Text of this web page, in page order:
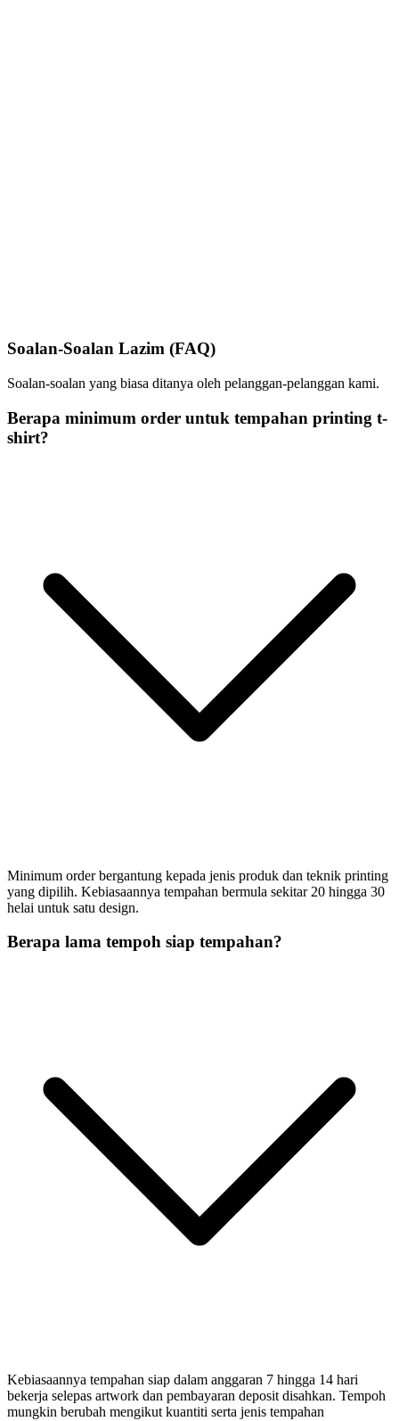
Soalan-Soalan Lazim (FAQ)
Soalan-soalan yang biasa ditanya oleh pelanggan-pelanggan kami.
Berapa minimum order untuk tempahan printing t-
shirt?
Minimum order bergantung kepada jenis produk dan teknik printing
yang dipilih. Kebiasaannya tempahan bermula sekitar 20 hingga 30
helai untuk satu design.
Berapa lama tempoh siap tempahan?
Kebiasaannya tempahan siap dalam anggaran 7 hingga 14 hari
bekerja selepas artwork dan pembayaran deposit disahkan. Tempoh
mungkin berubah mengikut kuantiti serta jenis tempahan